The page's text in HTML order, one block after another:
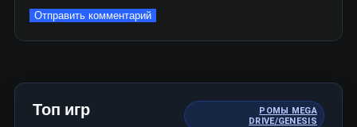
Топ игр
РОМЫ MEGA
DRIVE/GENESIS